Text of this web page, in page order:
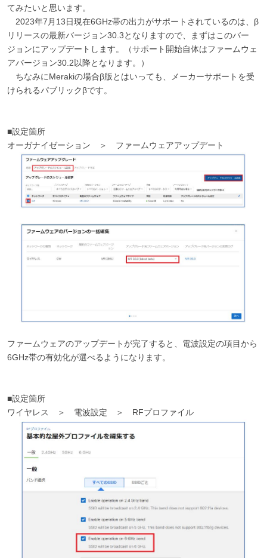
てみたいと思います。
2023年7月13日現在6GHz帯の出力がサポートされているのは、β
リリースの最新バージョン30.3となりますので、まずはこのバー
ジョンにアップデートします。（サポート開始自体はファームウェ
アバージョン30.2以降となります。）
ちなみにMerakiの場合β版とはいっても、メーカーサポートを受
けられるパブリックβです。
■設定箇所
オーガナイゼーション ＞ ファームウェアアップデート
ファームウェアのアップデートが完了すると、電波設定の項目から
6GHz帯の有効化が選べるようになります。
■設定箇所
ワイヤレス ＞ 電波設定 ＞ RFプロファイル